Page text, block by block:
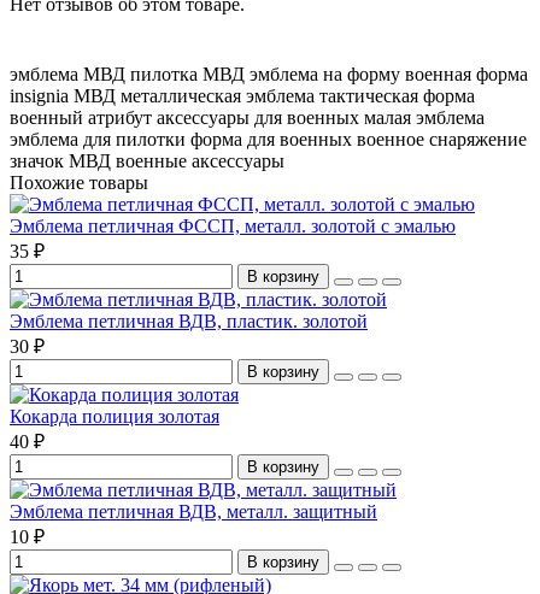
эмблема МВД пилотка МВД эмблема на форму военная форма
insignia МВД металлическая эмблема тактическая форма
военный атрибут аксессуары для военных малая эмблема
эмблема для пилотки форма для военных военное снаряжение
значок МВД военные аксессуары
Похожие товары
Эмблема петличная ФССП, металл. золотой с эмалью
35 ₽
В корзину
Эмблема петличная ВДВ, пластик. золотой
30 ₽
В корзину
Кокарда полиция золотая
40 ₽
В корзину
Эмблема петличная ВДВ, металл. защитный
10 ₽
В корзину